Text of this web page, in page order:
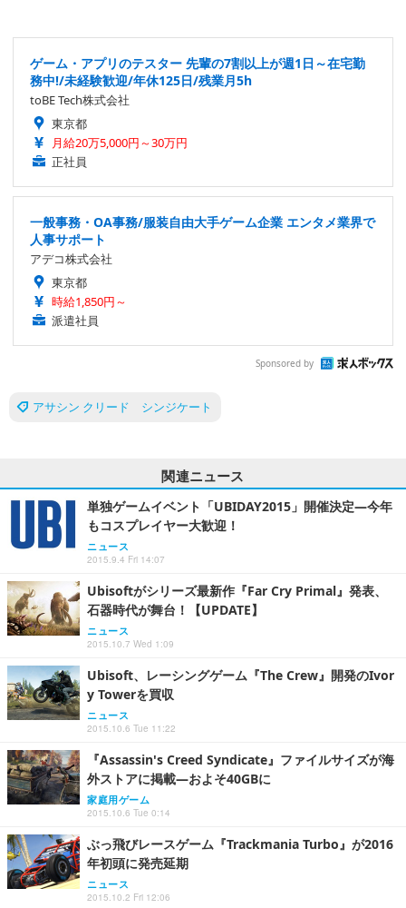
ゲーム・アプリのテスター 先輩の7割以上が週1日～在宅勤
務中!/未経験歓迎/年休125日/残業月5h
toBE Tech株式会社
東京都
月給20万5,000円～30万円
正社員
一般事務・OA事務/服装自由大手ゲーム企業 エンタメ業界で
人事サポート
アデコ株式会社
東京都
時給1,850円～
派遣社員
Sponsored by
アサシン クリード シンジケート
関連ニュース
単独ゲームイベント「UBIDAY2015」開催決定―今年
もコスプレイヤー大歓迎！
ニュース
2015.9.4 Fri 14:07
Ubisoftがシリーズ最新作『Far Cry Primal』発表、
石器時代が舞台！【UPDATE】
ニュース
2015.10.7 Wed 1:09
Ubisoft、レーシングゲーム『The Crew』開発のIvor
y Towerを買収
ニュース
2015.10.6 Tue 11:22
『Assassin's Creed Syndicate』ファイルサイズが海
外ストアに掲載―およそ40GBに
家庭用ゲーム
2015.10.6 Tue 0:14
ぶっ飛びレースゲーム『Trackmania Turbo』が2016
年初頭に発売延期
ニュース
2015.10.2 Fri 12:06